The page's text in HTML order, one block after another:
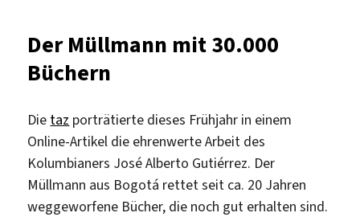
Bibliothek
Der Müllmann mit 30.000
Büchern
Die taz porträtierte dieses Frühjahr in einem
Online-Artikel die ehrenwerte Arbeit des
Kolumbianers José Alberto Gutiérrez. Der
Müllmann aus Bogotá rettet seit ca. 20 Jahren
weggeworfene Bücher, die noch gut erhalten sind.